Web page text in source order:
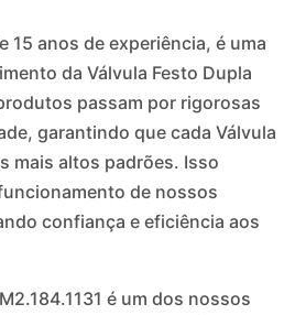
15 anos de experiência, é uma
da Válvula Festo Dupla
passam por rigorosas
garantindo que cada Válvula
mais altos padrões. Isso
de nossos
confiança e eficiência aos
é um dos nossos